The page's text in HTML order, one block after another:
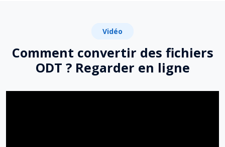
Vidéo
Comment convertir des fichiers
ODT ? Regarder en ligne